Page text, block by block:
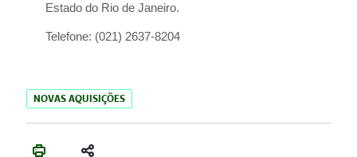
Estado do Rio de Janeiro.
Telefone: (021) 2637-8204
NOVAS AQUISIÇÕES